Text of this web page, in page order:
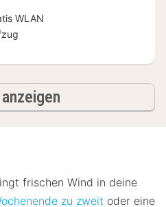
WLAN
frischen Wind in deine
zu zweit oder eine